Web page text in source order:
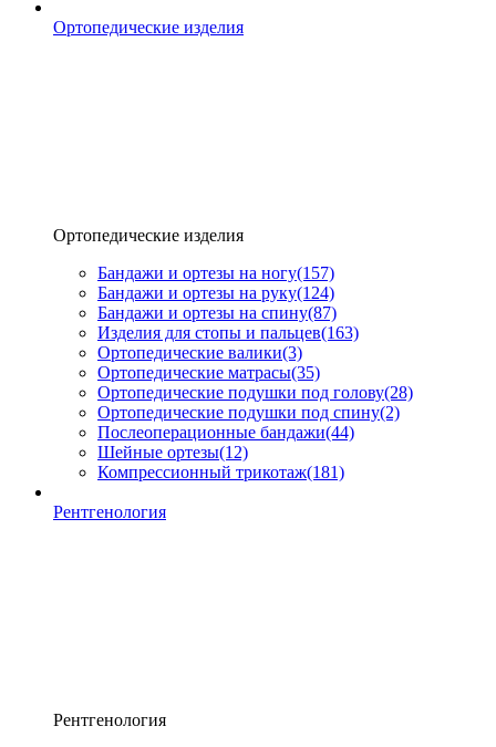
Ортопедические изделия
Ортопедические изделия
Бандажи и ортезы на ногу(157)
Бандажи и ортезы на руку(124)
Бандажи и ортезы на спину(87)
Изделия для стопы и пальцев(163)
Ортопедические валики(3)
Ортопедические матрасы(35)
Ортопедические подушки под голову(28)
Ортопедические подушки под спину(2)
Послеоперационные бандажи(44)
Шейные ортезы(12)
Компрессионный трикотаж(181)
Рентгенология
Рентгенология